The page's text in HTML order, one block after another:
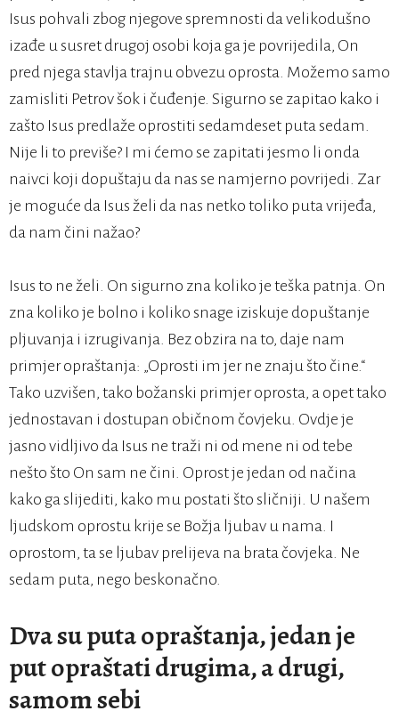
Isus pohvali zbog njegove spremnosti da velikodušno
izađe u susret drugoj osobi koja ga je povrijedila, On
pred njega stavlja trajnu obvezu oprosta. Možemo samo
zamisliti Petrov šok i čuđenje. Sigurno se zapitao kako i
zašto Isus predlaže oprostiti sedamdeset puta sedam.
Nije li to previše? I mi ćemo se zapitati jesmo li onda
naivci koji dopuštaju da nas se namjerno povrijedi. Zar
je moguće da Isus želi da nas netko toliko puta vrijeđa,
da nam čini nažao?
Isus to ne želi. On sigurno zna koliko je teška patnja. On
zna koliko je bolno i koliko snage iziskuje dopuštanje
pljuvanja i izrugivanja. Bez obzira na to, daje nam
primjer opraštanja: „Oprosti im jer ne znaju što čine.“
Tako uzvišen, tako božanski primjer oprosta, a opet tako
jednostavan i dostupan običnom čovjeku. Ovdje je
jasno vidljivo da Isus ne traži ni od mene ni od tebe
nešto što On sam ne čini. Oprost je jedan od načina
kako ga slijediti, kako mu postati što sličniji. U našem
ljudskom oprostu krije se Božja ljubav u nama. I
oprostom, ta se ljubav prelijeva na brata čovjeka. Ne
sedam puta, nego beskonačno.
Dva su puta opraštanja, jedan je
put opraštati drugima, a drugi,
samom sebi